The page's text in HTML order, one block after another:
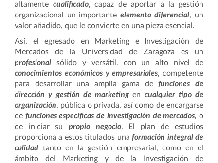
altamente cualificado, capaz de aportar a la gestión
organizacional un importante elemento diferencial, un
valor añadido, que le convierte en una pieza esencial.
Así, el egresado en Marketing e Investigación de
Mercados de la Universidad de Zaragoza es un
profesional sólido y versátil, con un alto nivel de
conocimientos económicos y empresariales, competente
para desarrollar una amplia gama defunciones de
dirección y gestión de marketing en cualquier tipo de
organización, pública o privada, así como de encargarse
de funciones específicas de investigación de mercados, o
de iniciar su propio negocio. El plan de estudios
proporciona a estos titulados unaformación integral de
calidad tanto en la gestión empresarial, como en el
ámbito del Marketing y de la Investigación de